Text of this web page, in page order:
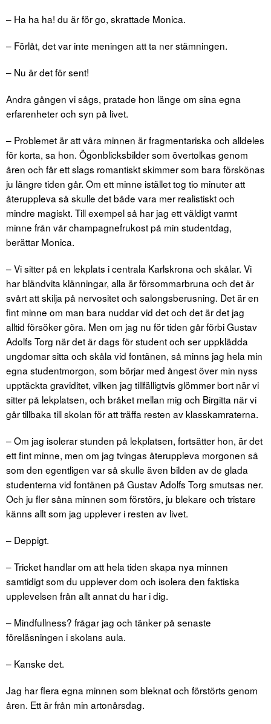
– Ha ha ha! du är för go, skrattade Monica.
– Förlåt, det var inte meningen att ta ner stämningen.
– Nu är det för sent!
Andra gången vi sågs, pratade hon länge om sina egna
erfarenheter och syn på livet.
– Problemet är att våra minnen är fragmentariska och alldeles
för korta, sa hon. Ögonblicksbilder som övertolkas genom
åren och får ett slags romantiskt skimmer som bara förskönas
ju längre tiden går. Om ett minne istället tog tio minuter att
återuppleva så skulle det både vara mer realistiskt och
mindre magiskt. Till exempel så har jag ett väldigt varmt
minne från vår champagnefrukost på min studentdag,
berättar Monica.
– Vi sitter på en lekplats i centrala Karlskrona och skålar. Vi
har bländvita klänningar, alla är försommarbruna och det är
svårt att skilja på nervositet och salongsberusning. Det är en
fint minne om man bara nuddar vid det och det är det jag
alltid försöker göra. Men om jag nu för tiden går förbi Gustav
Adolfs Torg när det är dags för student och ser uppklädda
ungdomar sitta och skåla vid fontänen, så minns jag hela min
egna studentmorgon, som börjar med ångest över min nyss
upptäckta graviditet, vilken jag tillfälligtvis glömmer bort när vi
sitter på lekplatsen, och bråket mellan mig och Birgitta när vi
går tillbaka till skolan för att träffa resten av klasskamraterna.
– Om jag isolerar stunden på lekplatsen, fortsätter hon, är det
ett fint minne, men om jag tvingas återuppleva morgonen så
som den egentligen var så skulle även bilden av de glada
studenterna vid fontänen på Gustav Adolfs Torg smutsas ner.
Och ju fler såna minnen som förstörs, ju blekare och tristare
känns allt som jag upplever i resten av livet.
– Deppigt.
– Tricket handlar om att hela tiden skapa nya minnen
samtidigt som du upplever dom och isolera den faktiska
upplevelsen från allt annat du har i dig.
– Mindfullness? frågar jag och tänker på senaste
föreläsningen i skolans aula.
– Kanske det.
Jag har flera egna minnen som bleknat och förstörts genom
åren. Ett är från min artonårsdag.